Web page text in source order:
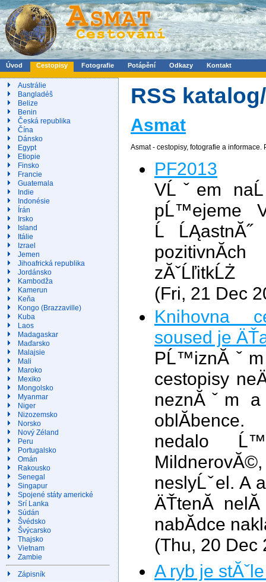
Úvod Cestopisy Fotografie Potápění Odkazy Kontakt
Austrálie
Bangladéš
Belize
Benin
Česká republika
Čína
Dánsko
Egypt
Etiopie
Finsko
Francie
Guatemala
Indie
Indonésie
Írán
Irsko
Island
Itálie
Izrael
Jemen
Jihoafrická republika
Jordánsko
Kambodža
Kamerun
Keňa
Kongo (Brazzaville)
Kuba
Laos
Madagaskar
Maďarsko
Malajsie
Mali
Maroko
Mexiko
Mongolsko
Myanmar
Niger
Nizozemsko
Norsko
Nový Zéland
Peru
Portugalsko
Omán
Rakousko
Senegal
Singapur
Spojené státy americké
Srí Lanka
Súdán
Švédsko
Švýcarsko
Thajsko
Vietnam
Zambie
Zápisník
RSS
Asmat
Asmat - cestopisy, fotografie a informace.
PF2013
VĹˇem
pĹ™ejeme
Ĺ
zĂˇĹľitkĹŻ
(Fri, 21 Dec
Knihovna
soused je
cestopisy
neznĂˇm
nedalo
neslyĹˇel. A
ÄŤtenĂ­
nabĂ­dce
(Thu, 20 Dec
A ryb je stĂˇle